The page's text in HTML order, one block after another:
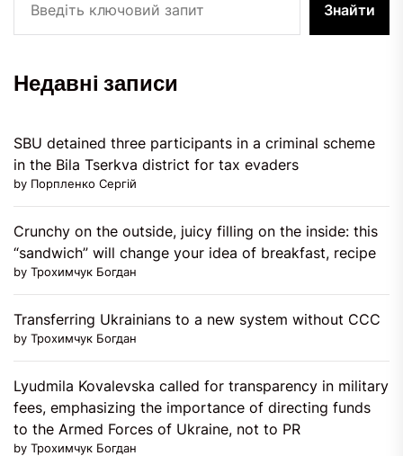
Знайти
Недавні записи
SBU detained three participants in a criminal scheme
in the Bila Tserkva district for tax evaders
by Порпленко Сергій
Crunchy on the outside, juicy filling on the inside: this
“sandwich” will change your idea of ​​breakfast, recipe
by Трохимчук Богдан
Transferring Ukrainians to a new system without CCC
by Трохимчук Богдан
Lyudmila Kovalevska called for transparency in military
fees, emphasizing the importance of directing funds
to the Armed Forces of Ukraine, not to PR
by Трохимчук Богдан